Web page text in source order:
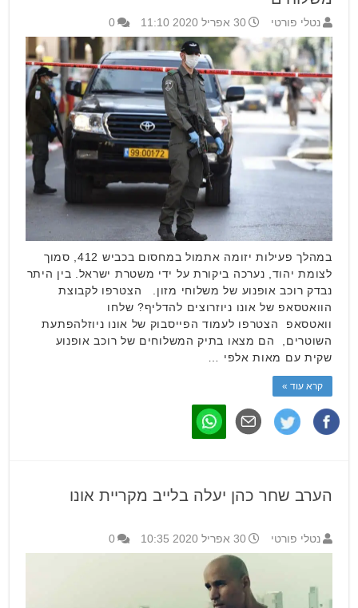
נטלי פורטי 30 אפריל 2020 11:10 0
במהלך פעילות יזומה אתמול במחסום בכביש 412, סמוך
לצומת יהוד, נערכה ביקורת על ידי משטרת ישראל. בין היתר
נבדק רוכב אופנוע של משלוחי מזון. הצטרפו לקבוצת
הוואטסאפ של אונו ניוזרוצים להדליף? שלחו
וואטסאפ הצטרפו לעמוד הפייסבוק של אונו ניוזלהפתעת
השוטרים, הם מצאו בתיק המשלוחים של רוכב אופנוע
שקית עם מאות אלפי …
קרא עוד »
הערב שחר כהן יעלה בלייב מקריית אונו
נטלי פורטי 30 אפריל 2020 10:35 0